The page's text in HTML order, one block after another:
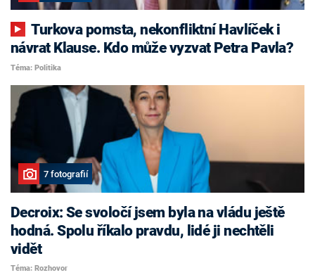
Turkova pomsta, nekonfliktní Havlíček i
návrat Klause. Kdo může vyzvat Petra Pavla?
Téma: Politika
7 fotografií
Decroix: Se svoločí jsem byla na vládu ještě
hodná. Spolu říkalo pravdu, lidé ji nechtěli
vidět
Téma: Rozhovor